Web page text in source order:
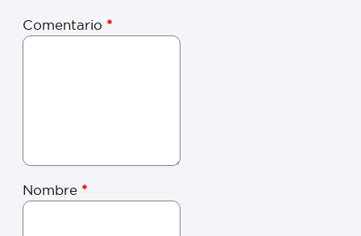
Comentario *
Nombre *